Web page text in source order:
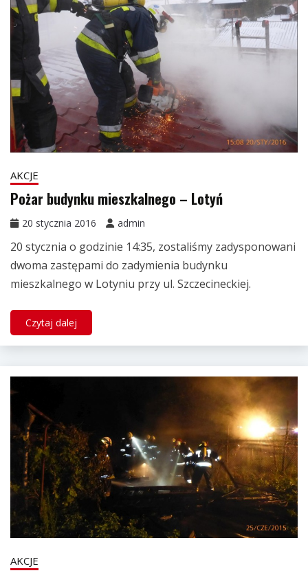
AKCJE
Pożar budynku mieszkalnego – Lotyń
20 stycznia 2016 admin
20 stycznia o godzinie 14:35, zostaliśmy zadysponowani
dwoma zastępami do zadymienia budynku
mieszkalnego w Lotyniu przy ul. Szczecineckiej.
Czytaj dalej
AKCJE